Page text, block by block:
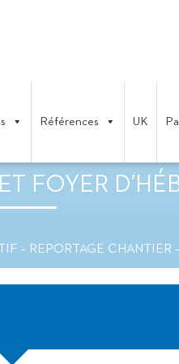
Références UK
FOYER
– REPORTAGE CHANTIER